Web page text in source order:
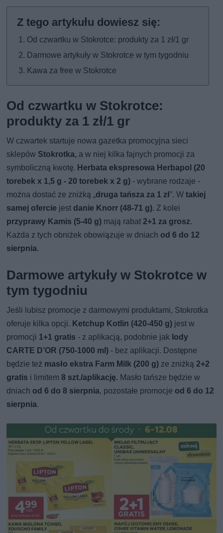
Od czwartku w Stokrotce: produkty za 1 zł/1 gr
Darmowe artykuły w Stokrotce w tym tygodniu
Kawa za free w Stokrotce
Od czwartku w Stokrotce:
produkty za 1 zł/1 gr
W czwartek startuje nowa gazetka promocyjna sieci
sklepów Stokrotka, a w niej kilka fajnych promocji za
symboliczną kwotę. Herbata ekspresowa Herbapol (20
torebek x 1,5 g - 20 torebek x 2 g) - wybrane rodzaje -
można dostać ze zniżką „druga tańsza za 1 zł”. Wtakiej
samej ofercie jest danie Knorr (48-71 g). Z kolei
przyprawy Kamis (5-40 g) mają rabat2+1 za grosz.
Każda z tych obniżek obowiązuje w dniach od 6 do 12
sierpnia.
Darmowe artykuły w Stokrotce w
tym tygodniu
Jeśli lubisz promocje z darmowymi produktami, Stokrotka
oferuje kilka opcji. Ketchup Kotlin (420-450 g) jest w
promocji 1+1 gratis - z aplikacją, podobnie jak lody
CARTE D’OR (750-1000 ml) - bez aplikacji. Dostępne
będzie też masło ekstra Farm Milk (200 g) ze zniżką2+2
gratis i limitem8 szt./aplikację. Masło tańsze będzie w
dniach od 6 do 8 sierpnia, pozostałe promocje od 6 do 12
sierpnia.